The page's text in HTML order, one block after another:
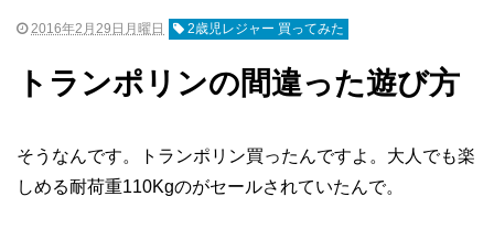
2016年2月29日月曜日 2歳児レジャー 買ってみた
トランポリンの間違った遊び方
そうなんです。トランポリン買ったんですよ。大人でも楽
しめる耐荷重110Kgのがセールされていたんで。